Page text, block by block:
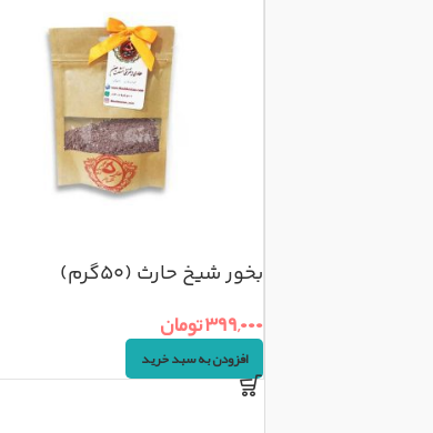
بخور شیخ حارث (۵۰گرم)
۳۹۹,۰۰۰تومان
افزودن به سبد خرید